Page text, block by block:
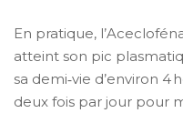
En pratique,
atteint son pic
sa demi‑vie d’environ 4
deux fois par jour pour